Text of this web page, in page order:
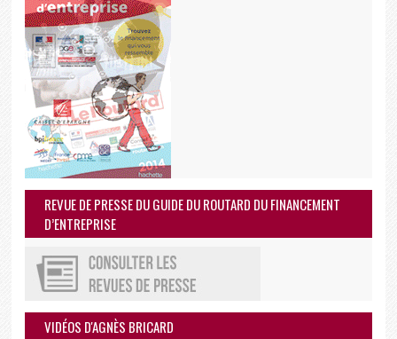
REVUE DE PRESSE DU GUIDE DU ROUTARD DU FINANCEMENT
D’ENTREPRISE
VIDÉOS D'AGNÈS BRICARD